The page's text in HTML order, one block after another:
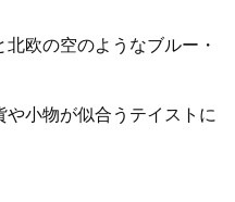
欧の空のようなブルー・
小物が似合うテイストに